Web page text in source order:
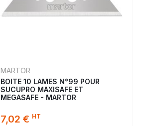
MARTOR
BOITE 10 LAMES N°99 POUR
SUCUPRO MAXISAFE ET
MEGASAFE - MARTOR
7,02 € HT